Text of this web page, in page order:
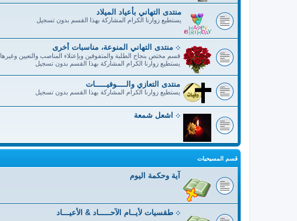
منتدى التهاني بأعياد الميلاد
يستطيع زوارنا الكرام المشاركة بهذا القسم بدون تسجيل
܀ منتدى التهاني المنوعة، مناسبات أخرى
قسم مختص بنجاح الطلبة والمتفوقين وبإعتلاء المناصب والتعيين وغيرها
يستطيع زوارنا الكرام المشاركة بهذا القسم بدون تسجيل
منتدى التعازي والــــوفيـــــات
يستطيع زوارنا الكرام المشاركة بهذا القسم بدون تسجيل
܀ اشعل شمعة
قسم المسيحيات
آية وحكمة اليوم
܀ طقسيات لأيــام الآحـــــاد & الأعيـــاد